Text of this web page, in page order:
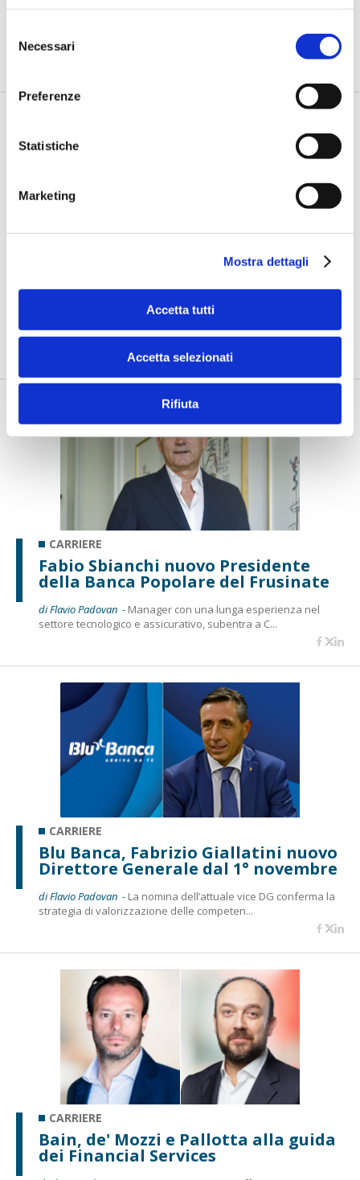
delNecessari
Preferenze
Statistiche
Marketing
Mostra dettagli
Accetta tutti
Accetta selezionati
Rifiuta
indipendente del CdA
Esperta di cyber risk e governance assicurativa, guiderà il
consiglio in una fase cru...
Italia
l’obiettivo di proseguire il piano di cresc...
CARRIERE
Fabio Sbianchi nuovo Presidente
della Banca Popolare del Frusinate
di Flavio Padovan - Manager con una lunga esperienza nel
settore tecnologico e assicurativo, subentra a C...
CARRIERE
Blu Banca, Fabrizio Giallatini nuovo
Direttore Generale dal 1° novembre
di Flavio Padovan - La nomina dell’attuale vice DG conferma la
strategia di valorizzazione delle competen...
CARRIERE
Bain, de' Mozzi e Pallotta alla guida
dei Financial Services